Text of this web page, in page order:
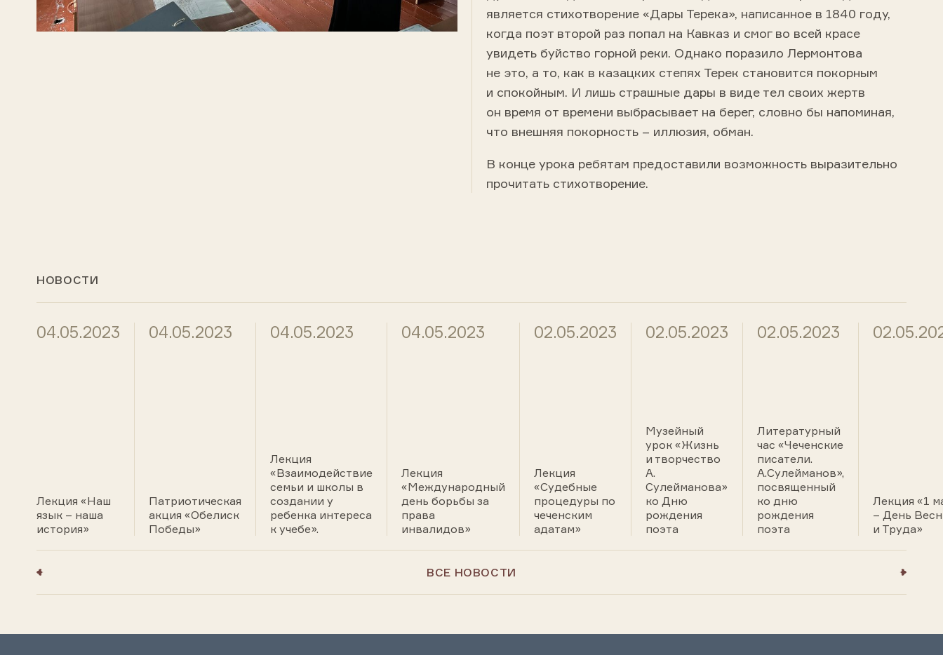
является стихотворение «Дары Терека», написанное в 1840 году,
когда поэт второй раз попал на Кавказ и смог во всей красе
увидеть буйство горной реки. Однако поразило Лермонтова
не это, а то, как в казацких степях Терек становится покорным
и спокойным. И лишь страшные дары в виде тел своих жертв
он время от времени выбрасывает на берег, словно бы напоминая,
что внешняя покорность – иллюзия, обман.
В конце урока ребятам предоставили возможность выразительно
прочитать стихотворение.
НОВОСТИ
04.05.2023
Лекция «Наш
язык – наша
история»
04.05.2023
Патриотическая
акция «Обелиск
Победы»
04.05.2023
Лекция
«Взаимодействие
семьи и школы в
создании у
ребенка интереса
к учебе».
04.05.2023
Лекция
«Международный
день борьбы за
права
инвалидов»
02.05.2023
Лекция
«Судебные
процедуры по
чеченским
адатам»
02.05.2023
Музейный
урок «Жизнь
и творчество
А.
Сулейманова»
ко Дню
рождения
поэта
02.05.2023
Литературный
час «Чеченские
писатели.
А.Сулейманов»,
посвященный
ко дню
рождения
поэта
Лекция «1
– День
и Труда»
ВСЕ НОВОСТИ